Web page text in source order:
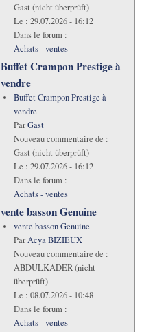
Gast (nicht überprüft)
Le : 29.07.2026 - 16:12
Dans le forum :
Achats - ventes
Buffet Crampon Prestige à
vendre
Buffet Crampon Prestige à
vendre
ParGast
Nouveau commentaire de :
Gast (nicht überprüft)
Le : 29.07.2026 - 16:12
Dans le forum :
Achats - ventes
vente basson Genuine
vente basson Genuine
ParAcya BIZIEUX
Nouveau commentaire de :
ABDULKADER (nicht
überprüft)
Le : 08.07.2026 - 10:48
Dans le forum :
Achats - ventes